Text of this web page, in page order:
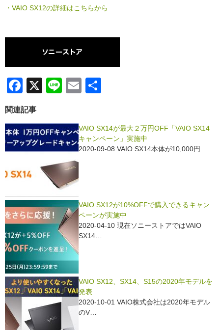
・VAIO SX12の詳細はこちらから
F
c
e
b
o
k
X
Li
E
関連記事
VAIO SX14が最大２万円OFF「VAIO SX14
キャンペーン」実施中
2020-09-08 VAIO SX14本体が10,000円…
VAIO SX12が10%OFFで購入できるキャン
ペーンが実施中
2020-04-10 現在ソニーストアではVAIO
SX14…
VAIO SX12、SX14、S15の2020年モデルを
発表
2020-10-01 VAIO株式会社は2020年モデル
のV…